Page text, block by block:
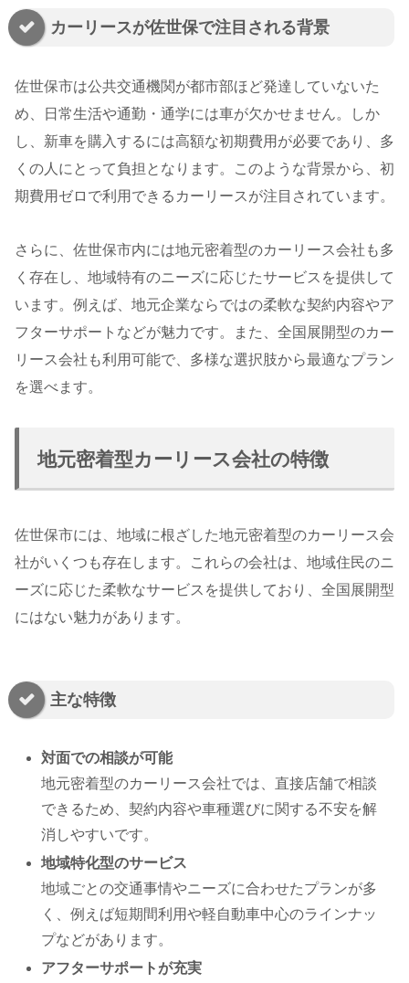
カーリースが佐世保で注目される背景
佐世保市は公共交通機関が都市部ほど発達していないた
め、日常生活や通勤・通学には車が欠かせません。しか
し、新車を購入するには高額な初期費用が必要であり、多
くの人にとって負担となります。このような背景から、初
期費用ゼロで利用できるカーリースが注目されています。
さらに、佐世保市内には地元密着型のカーリース会社も多
く存在し、地域特有のニーズに応じたサービスを提供して
います。例えば、地元企業ならではの柔軟な契約内容やア
フターサポートなどが魅力です。また、全国展開型のカー
リース会社も利用可能で、多様な選択肢から最適なプラン
を選べます。
地元密着型カーリース会社の特徴
佐世保市には、地域に根ざした地元密着型のカーリース会
社がいくつも存在します。これらの会社は、地域住民のニ
ーズに応じた柔軟なサービスを提供しており、全国展開型
にはない魅力があります。
主な特徴
対面での相談が可能
地元密着型のカーリース会社では、直接店舗で相談
できるため、契約内容や車種選びに関する不安を解
消しやすいです。
地域特化型のサービス
地域ごとの交通事情やニーズに合わせたプランが多
く、例えば短期間利用や軽自動車中心のラインナッ
プなどがあります。
アフターサポートが充実